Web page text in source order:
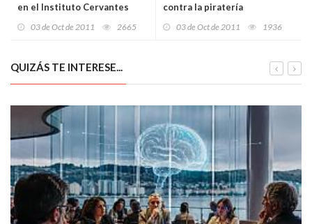
en el Instituto Cervantes
03 de Oct de 2011 2665
contra la piratería
03 de Oct de 2011 1936
QUIZÁS TE INTERESE...